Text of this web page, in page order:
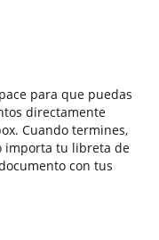
para que puedas
directamente
Cuando termines,
importa tu libreta de
con tus